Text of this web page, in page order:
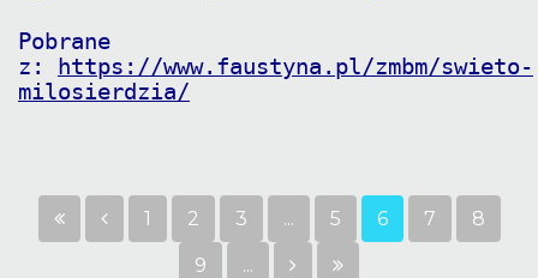
Pobrane
z: https://www.faustyna.pl/zmbm/swieto-
milosierdzia/
1 2 3 ... 5 6 7 8
9 ...